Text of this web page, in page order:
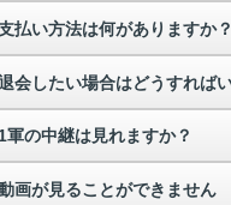
払い方法は何がありますか？
軍の中継は見れますか？
画が見ることができません